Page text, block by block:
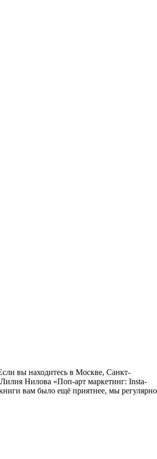
вы находитесь в Москве, Санкт-
Нилова «Поп-арт маркетинг: Insta-
вам было ещё приятнее, мы регулярно